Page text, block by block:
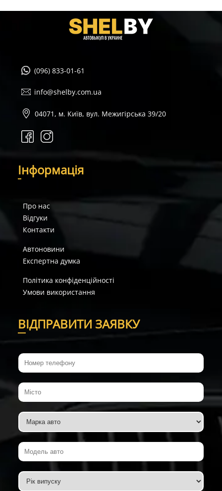
(096) 833-01-61
info@shelby.com.ua
04071, м. Київ, вул. Межигірська 39/20
Інформація
Про нас
Відгуки
Контакти
Автоновини
Експертна думка
Політика конфіденційності
Умови використання
ВІДПРАВИТИ ЗАЯВКУ